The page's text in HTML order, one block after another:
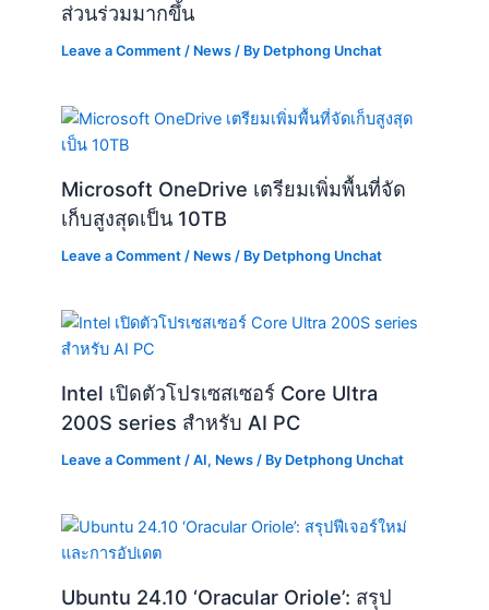
ส่วนร่วมมากขึ้น
Leave a Comment / News / By Detphong Unchat
Microsoft OneDrive เตรียมเพิ่มพื้นที่จัด
เก็บสูงสุดเป็น 10TB
Leave a Comment / News / By Detphong Unchat
Intel เปิดตัวโปรเซสเซอร์ Core Ultra
200S series สำหรับ AI PC
Leave a Comment /AI, News / By Detphong Unchat
Ubuntu 24.10 ‘Oracular Oriole’: สรุป